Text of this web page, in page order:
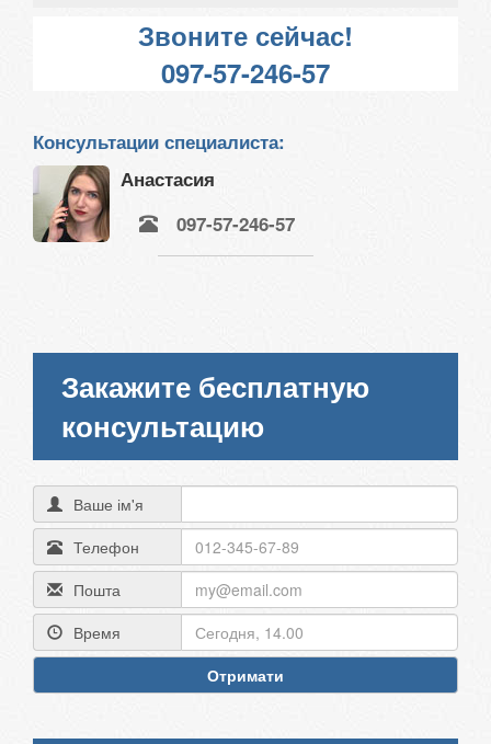
Звоните сейчас!
097-57-246-57
Консультации специалиста:
Анастасия
097-57-246-57
Закажите бесплатную
консультацию
Ваше ім'я
Телефон
Пошта
Время
Отримати